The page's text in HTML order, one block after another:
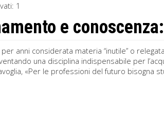
1
e
anni considerata materia “inutile” o
una disciplina indispensabile per
«Per le professioni del futuro bisogna